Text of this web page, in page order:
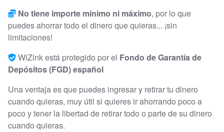
No tiene importe mínimo ni máximo, por lo que
puedes ahorrar todo el dinero que quieras... ¡sin
limitaciones!
WiZink está protegido por el Fondo de Garantía de
Depósitos (FGD) español
Una ventaja es que puedes ingresar y retirar tu dinero
cuando quieras, muy útil si quieres ir ahorrando poco a
poco y tener la libertad de retirar todo o parte de su dinero
cuando quieras.